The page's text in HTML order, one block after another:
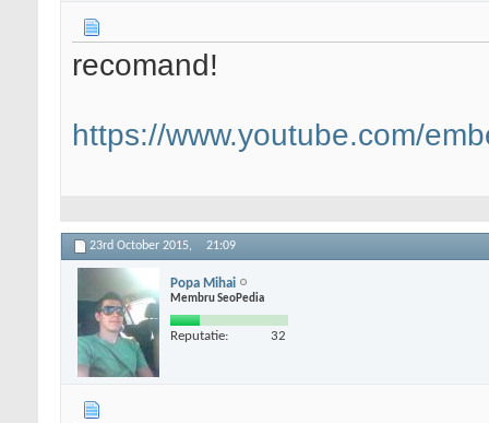
recomand!
https://www.youtube.com/
23rd October 2015, 21:09
Popa Mihai
Membru SeoPedia
Reputatie: 32